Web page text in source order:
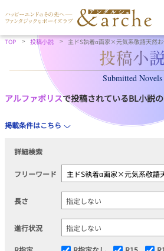
TOP 投稿小説 主ドS執着α画家×元気系敬語天然
Submitted Novels
アルファポリスで投稿されているBL小説の
掲載条件はこちら
詳細検索
フリーワード
長さ
進行状況